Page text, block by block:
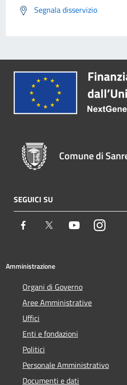
Segnala disservizio
Comune di
SEGUICI SU
Facebook Twitter Youtube
Amministrazione
Organi di Governo
Aree Amministrative
Uffici
Enti e fondazioni
Politici
Personale Amministrativo
Documenti e dati